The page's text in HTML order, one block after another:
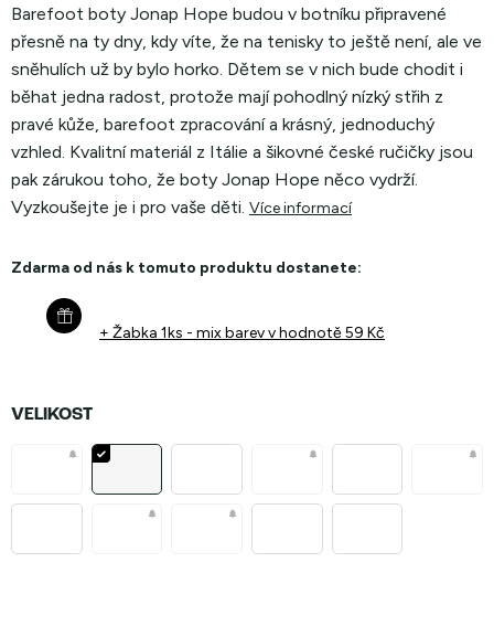
Barefoot boty Jonap Hope budou v botníku připravené
přesně na ty dny, kdy víte, že na tenisky to ještě není, ale ve
sněhulích už by bylo horko. Dětem se v nich bude chodit i
běhat jedna radost, protože mají pohodlný nízký střih z
pravé kůže, barefoot zpracování a krásný, jednoduchý
vzhled. Kvalitní materiál z Itálie a šikovné české ručičky jsou
pak zárukou toho, že boty Jonap Hope něco vydrží.
Vyzkoušejte je i pro vaše děti. Více informací
Zdarma od nás k tomuto produktu dostanete:
+ Žabka 1ks - mix barevv hodnotě 59 Kč
VELIKOST